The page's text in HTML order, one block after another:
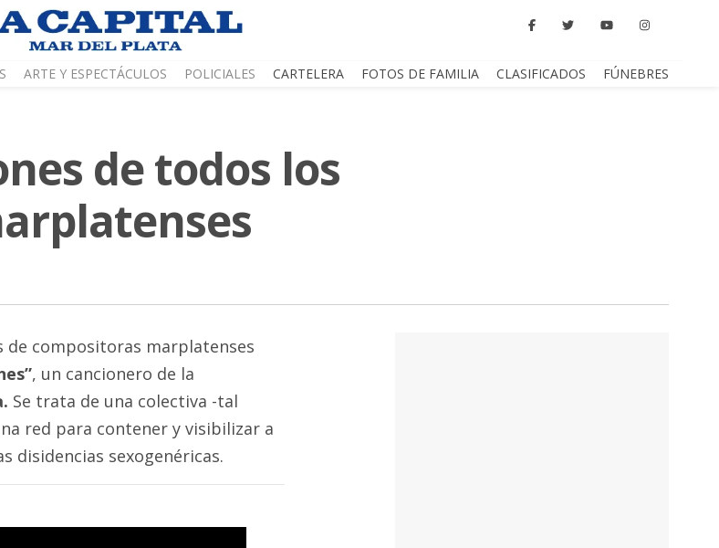
ARTE Y ESPECTÁCULOS POLICIALES CARTELERA FOTOS DE FAMILIA CLASIFICADOS FÚNEBRES
de todos los
de compositoras marplatenses
, un cancionero de la
Se trata de una colectiva -tal
red para contener y visibilizar a
disidencias sexogenéricas.